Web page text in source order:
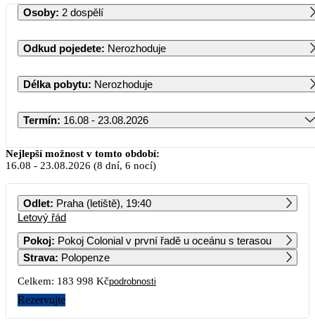
Osoby: 2 dospělí
Odkud pojedete: Nerozhoduje
Délka pobytu: Nerozhoduje
Termín: 16.08 - 23.08.2026
Srpen 2026
PO ÚT ST ČT PÁ SO NE
3 4
10
Nejlepší možnost v tomto období:
16.08 - 23.08.2026 (8 dní, 6 nocí)
Odlet: Praha (letiště), 19:40
Letový řád
Pokoj:
Pokoj Colonial v první řadě u oceánu s terasou
Strava: Polopenze
Celkem: 183 998 Kčpodrobnosti
Rezervujte